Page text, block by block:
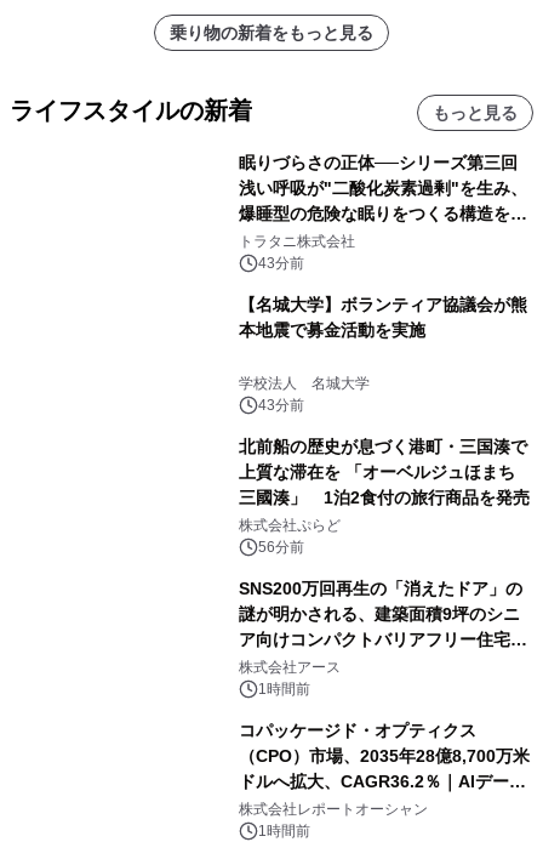
乗り物の新着をもっと見る
ライフスタイルの新着 もっと見る
眠りづらさの正体──シリーズ第三回
浅い呼吸が"二酸化炭素過剰"を生み、
爆睡型の危険な眠りをつくる構造を解
説
トラタニ株式会社
43分前
【名城大学】ボランティア協議会が熊
本地震で募金活動を実施
学校法人 名城大学
43分前
北前船の歴史が息づく港町・三国湊で
上質な滞在を 「オーベルジュほまち
三國湊」 1泊2食付の旅行商品を発売
株式会社ぷらど
56分前
SNS200万回再生の「消えたドア」の
謎が明かされる、建築面積9坪のシニ
ア向けコンパクトバリアフリー住宅が
誕生
株式会社アース
1時間前
コパッケージド・オプティクス
（CPO）市場、2035年28億8,700万米
ドルへ拡大、CAGR36.2％｜AIデータ
センター・高速光通信需要が成長を加
速
株式会社レポートオーシャン
1時間前